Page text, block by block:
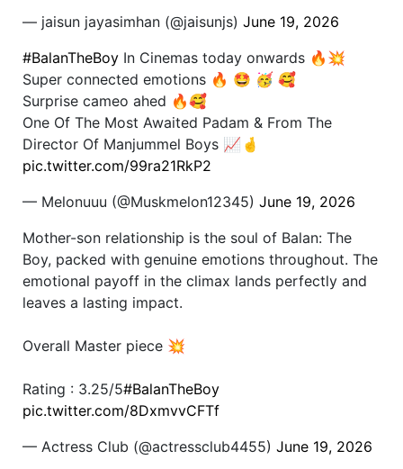
— jaisun jayasimhan (@jaisunjs) June 19, 2026
#BalanTheBoy In Cinemas today onwards 🔥💥
Super connected emotions 🔥 🤩 🥳 🥰
Surprise cameo ahed 🔥🥰
One Of The Most Awaited Padam & From The
Director Of Manjummel Boys 📈🤞
pic.twitter.com/99ra21RkP2
— Melonuuu (@Muskmelon12345) June 19, 2026
Mother-son relationship is the soul of Balan: The
Boy, packed with genuine emotions throughout. The
emotional payoff in the climax lands perfectly and
leaves a lasting impact.
Overall Master piece 💥
Rating : 3.25/5#BalanTheBoy
pic.twitter.com/8DxmvvCFTf
— Actress Club (@actressclub4455) June 19, 2026